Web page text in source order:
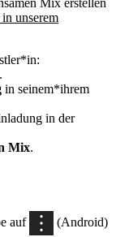
Mix erstellen
unserem
in seinem*ihrem
in der
Mix.
auf
(Android)